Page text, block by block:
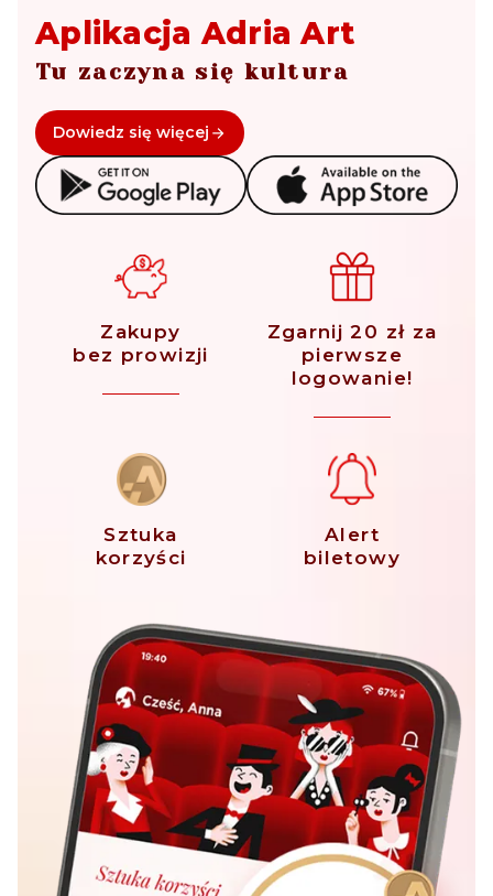
Aplikacja Adria Art
Tu zaczyna się kultura
Dowiedz się więcej
Zakupy
bez prowizji
Zgarnij 20 zł za
pierwsze
logowanie!
Sztuka
korzyści
Alert
biletowy